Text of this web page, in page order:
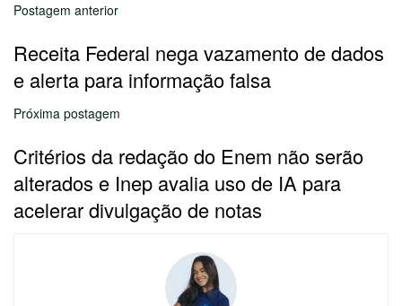
Postagem anterior
Receita Federal nega vazamento de dados
e alerta para informação falsa
Próxima postagem
Critérios da redação do Enem não serão
alterados e Inep avalia uso de IA para
acelerar divulgação de notas